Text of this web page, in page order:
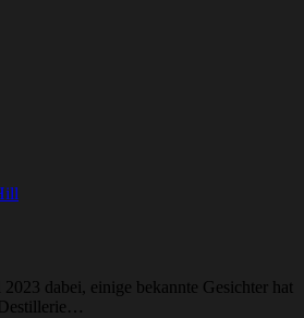
dabei, einige bekannte Gesichter hat